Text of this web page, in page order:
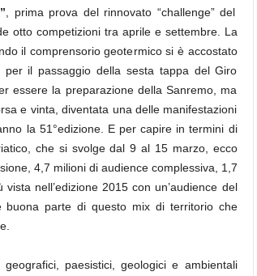
, prima prova del rinnovato “challenge” del
otto competizioni tra aprile e settembre. La
il comprensorio geotermico si è accostato
il passaggio della sesta tappa del Giro
essere la preparazione della Sanremo, ma
e vinta, diventata una delle manifestazioni
la 51°edizione. E per capire in termini di
che si svolge dal 9 al 15 marzo, ecco
4,7 milioni di audience complessiva, 1,7
nell’edizione 2015 con un’audience del
buona parte di questo mix di territorio che
paesistici, geologici e ambientali